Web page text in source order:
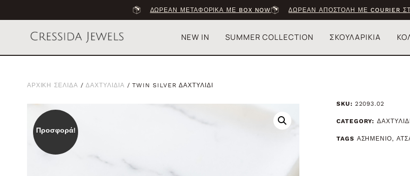
ΔΩΡΕΑΝ ΜΕΤΑΦΟΡΙΚΑ ΜΕ BOX NOW ΔΩΡΕΑΝ ΑΠΟΣΤΟΛΗ ΜΕ COURIER
NEW IN SUMMER COLLECTION ΣΚΟΥΛΑΡΙΚΙΑ
ΑΡΧΙΚΗ ΣΕΛΙΔΑ /ΔΑΧΤΥΛΙΔΙΑ / TWIN SILVER ΔΑΧΤΥΛΙΔΙ
Προσφορά!
SKU: 22093.02
CATEGORY:
TAGS ΑΣΗΜΕΝΙΟ,